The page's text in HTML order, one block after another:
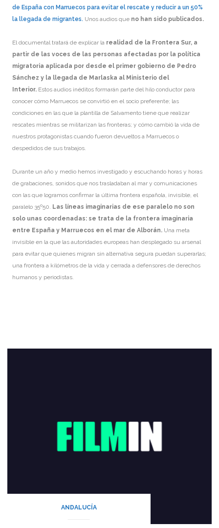
de España con Marruecos para evitar el rescate y reducir a un 50%
la llegada de migrantes. Unos audios que no han sido publicados.
El documental tratará de explicar la realidad de la Frontera Sur, a
partir de las voces de las personas afectadas por la política
migratoria aplicada por desde el primer gobierno de Pedro
Sánchez y la llegada de Marlaska al Ministerio del
Interior. Estos audios inéditos formarán parte del hilo conductor para
conocer cómo Marruecos se convirtió en el socio preferente; las
condiciones en las que la plantilla de Salvamento tiene que realizar
rescates mientras se militarizan las fronteras; y cómo cambió la vida de
nuestros protagonistas cuando fueron devueltos a Marruecos o
despedidos de sus trabajos.
Durante un año y medio hemos investigado y escuchando horas y horas
de grabaciones, sonidos que nos trasladaban al mar y comunicaciones
con las que logramos confirmar la última frontera española, invisible, el
paralelo 35º50. Las líneas imaginarias de ese paralelo no son
solo unas coordenadas: se trata de la frontera imaginaria
entre España y Marruecos en el mar de Alborán. Una meta
invisible en la que las autoridades europeas han desplegado su arsenal
para evitar que quienes migran sin alternativa segura puedan superarlas;
una frontera a kilómetros de la vida y cerrada a defensores de derechos
humanos y periodistas.
ANDALUCÍA